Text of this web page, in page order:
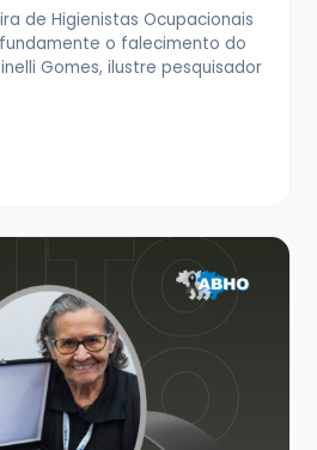
de Higienistas Ocupacionais
o falecimento do
Gomes, ilustre pesquisador